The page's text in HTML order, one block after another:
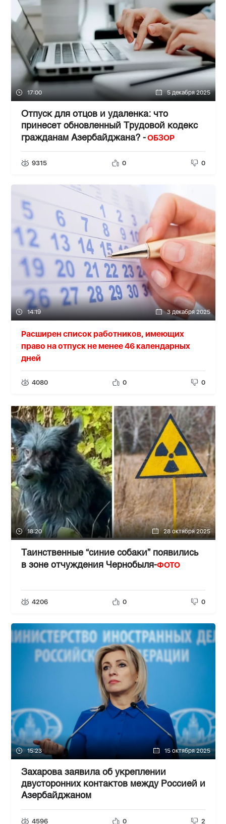
17:00 5 декабря 2025
Отпуск для отцов и удаленка: что
принесет обновленный Трудовой кодекс
гражданам Азербайджана? -ОБЗОР
9315 0 0
14:19 3 декабря 2025
Расширен список работников, имеющих
право на отпуск не менее 46 календарных
дней
4080 0 0
18:20 28 октября 2025
Таинственные “синие собаки” появились
в зоне отчуждения Чернобыля-ФОТО
4206 0 0
15:23 15 октября 2025
Захарова заявила об укреплении
двусторонних контактов между Россией и
Азербайджаном
4596 0 2